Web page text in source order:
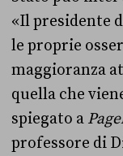
«Il presidente
le proprie
maggioranza
quella che
spiegato a
professore di